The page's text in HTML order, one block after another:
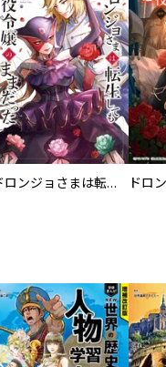
ドロンジョさまは転生しても悪役令嬢のままだった